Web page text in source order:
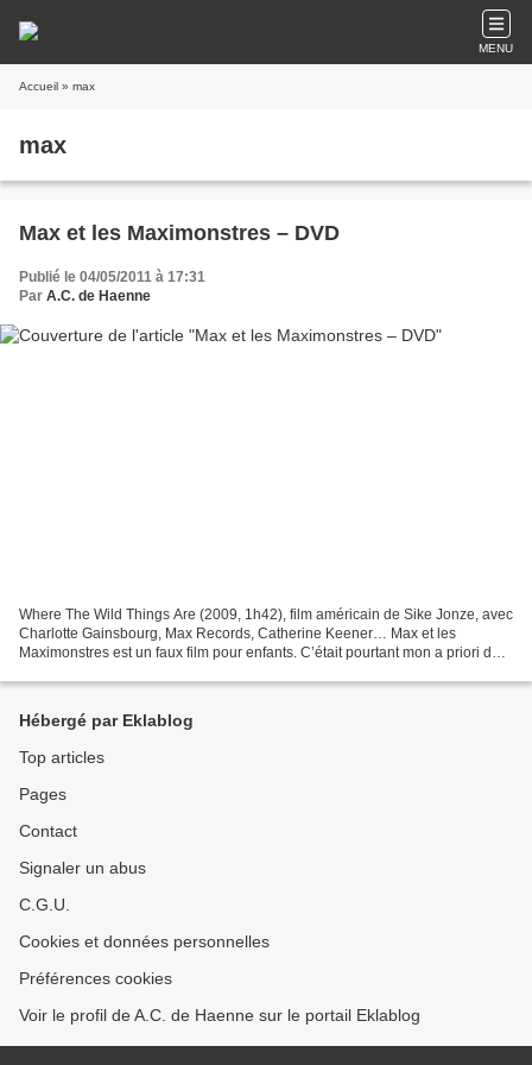
MENU
Accueil » max
max
Max et les Maximonstres – DVD
Publié le 04/05/2011 à 17:31
Par A.C. de Haenne
Where The Wild Things Are (2009, 1h42), film américain de Sike Jonze, avec
Charlotte Gainsbourg, Max Records, Catherine Keener… Max et les
Maximonstres est un faux film pour enfants. C’était pourtant mon a priori de
Hébergé par Eklablog
Top articles
Pages
Contact
Signaler un abus
C.G.U.
Cookies et données personnelles
Préférences cookies
Voir le profil de A.C. de Haenne sur le portail Eklablog